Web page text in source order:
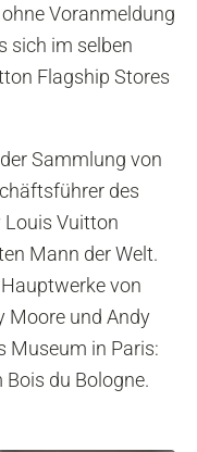
Voranmeldung
sich im selben
Flagship Stores
Sammlung von
des
Louis Vuitton
Mann der Welt.
von
Moore und Andy
Museum in Paris:
Bois du Bologne.